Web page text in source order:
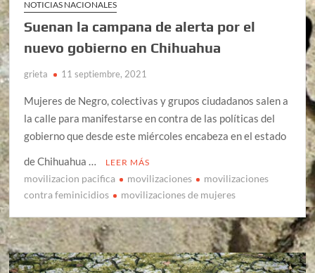
NOTICIAS NACIONALES
Suenan la campana de alerta por el
nuevo gobierno en Chihuahua
grieta 11 septiembre, 2021
Mujeres de Negro, colectivas y grupos ciudadanos salen a
la calle para manifestarse en contra de las políticas del
gobierno que desde este miércoles encabeza en el estado
de Chihuahua …
LEER MÁS
movilizacion pacifica movilizaciones
movilizaciones
contra feminicidios
movilizaciones de mujeres